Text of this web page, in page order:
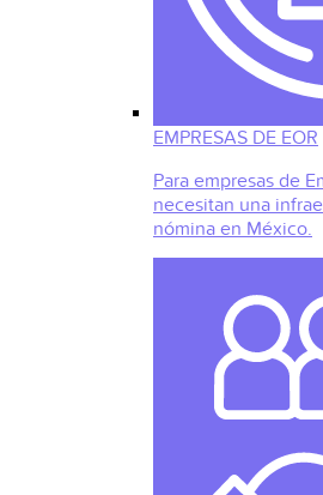
EMPRESAS DE EOR
Para empresas de
necesitan una
nómina en México.